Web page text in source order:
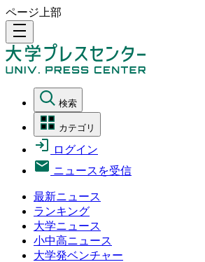
ページ上部
density_medium
検索
カテゴリ
ログイン
ニュースを受信
最新ニュース
ランキング
大学ニュース
小中高ニュース
大学発ベンチャー